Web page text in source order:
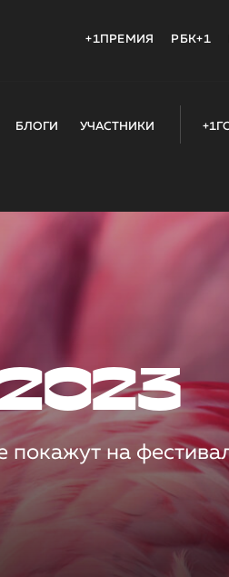
+1ПРЕМИЯ РБК+1
БЛОГИ УЧАСТНИКИ
2023
покажут на